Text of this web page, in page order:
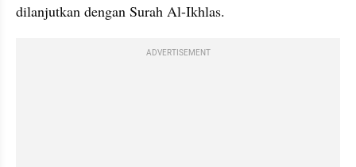
dilanjutkan dengan Surah Al-Ikhlas.
ADVERTISEMENT